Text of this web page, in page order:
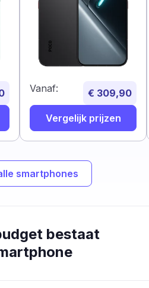
Vanaf: € 309,90
Vergelijk prijzen
smartphones
bestaat